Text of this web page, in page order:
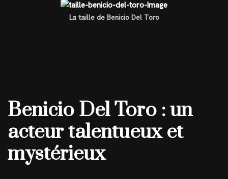
La taille de Benicio Del Toro
Benicio Del Toro : un
acteur talentueux et
mystérieux